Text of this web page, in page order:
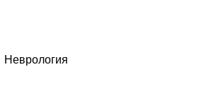
Неврология